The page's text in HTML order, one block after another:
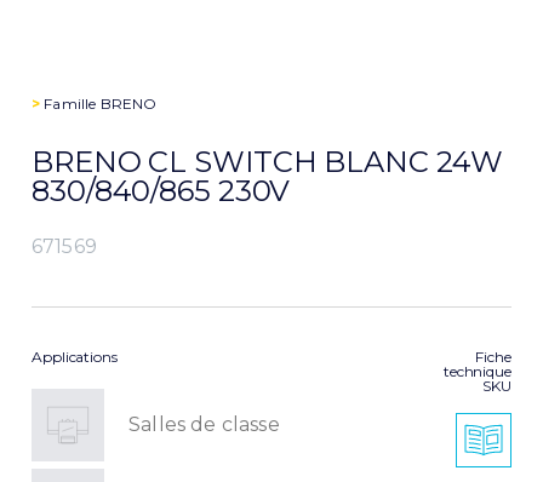
> Famille BRENO
BRENO CL SWITCH BLANC 24W
830/840/865 230V
671569
Applications
Salles de classe
Fiche
technique
SKU